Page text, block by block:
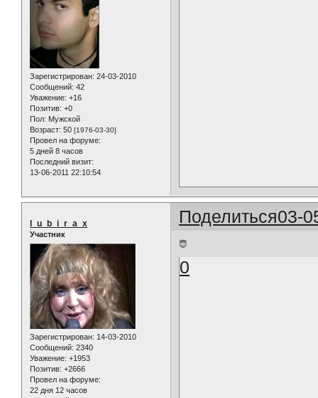
Зарегистрирован: 24-03-2010
Сообщений: 42
Уважение: +16
Позитив: +0
Пол: Мужской
Возраст: 50 [1976-03-30]
Провел на форуме:
5 дней 8 часов
Последний визит:
13-06-2011 22:10:54
Поделиться03-
l_u_b_i_r_a_x
Участник
Зарегистрирован: 14-03-2010
Сообщений: 2340
Уважение: +1953
Позитив: +2666
Провел на форуме:
22 дня 12 часов
😇
0